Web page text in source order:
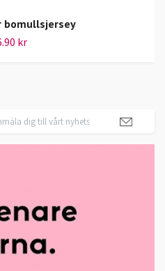
bomullsjersey
kr